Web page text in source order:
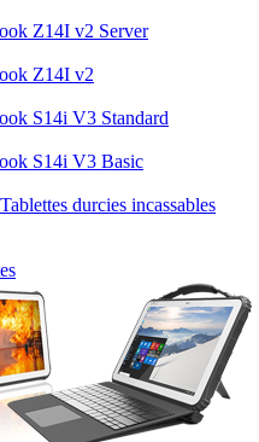
Z14I v2 Server
Z14I v2
S14i V3 Standard
S14i V3 Basic